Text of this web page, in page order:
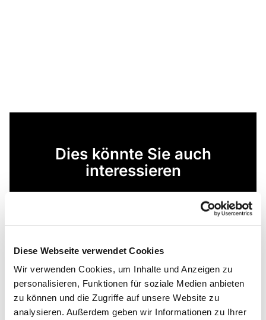
Diese Webseite verwendet Cookies
Wir verwenden Cookies, um Inhalte und Anzeigen zu
personalisieren, Funktionen für soziale Medien anbieten
zu können und die Zugriffe auf unsere Website zu
analysieren. Außerdem geben wir Informationen zu Ihrer
Dies könnte Sie auch
interessieren